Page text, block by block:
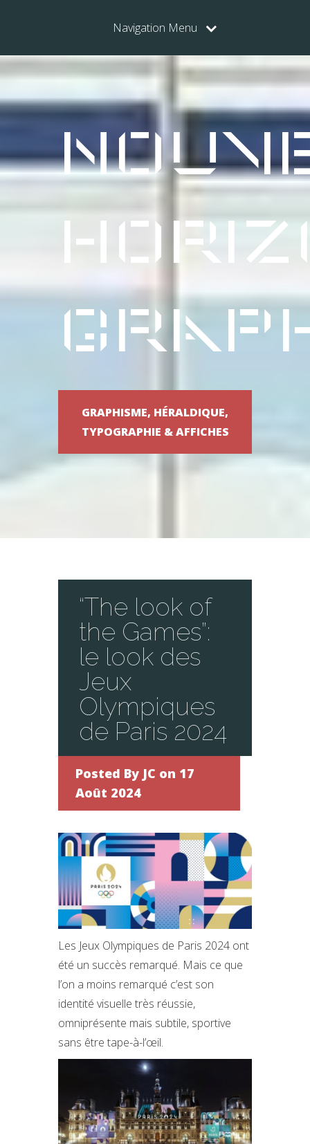
Navigation Menu
GRAPHISME, HÉRALDIQUE,
TYPOGRAPHIE & AFFICHES
“The look of
the Games”:
le look des
Jeux
Olympiques
de Paris 2024
Posted By JC on 17
Août 2024
Les Jeux Olympiques de Paris 2024 ont
été un succès remarqué. Mais ce que
l’on a moins remarqué c’est son
identité visuelle très réussie,
omniprésente mais subtile, sportive
sans être tape-à-l’œil.